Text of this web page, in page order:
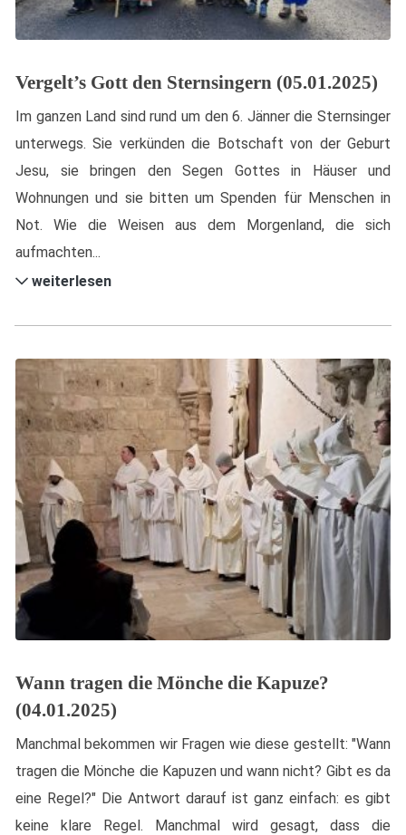
Vergelt’s Gott den Sternsingern (05.01.2025)
Im ganzen Land sind rund um den 6. Jänner die Sternsinger
unterwegs. Sie verkünden die Botschaft von der Geburt
Jesu, sie bringen den Segen Gottes in Häuser und
Wohnungen und sie bitten um Spenden für Menschen in
Not. Wie die Weisen aus dem Morgenland, die sich
aufmachten...
weiterlesen
Wann tragen die Mönche die Kapuze?
(04.01.2025)
Manchmal bekommen wir Fragen wie diese gestellt: "Wann
tragen die Mönche die Kapuzen und wann nicht? Gibt es da
eine Regel?" Die Antwort darauf ist ganz einfach: es gibt
keine klare Regel. Manchmal wird gesagt, dass die